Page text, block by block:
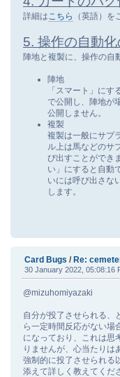
詳細はこちら （英語）を
5. 操作の自動化
陣地と複製に、操作の自
陣地
「スマート」に
で公開し、陣地が
公開しません。
複製
複製は一般にサプ
ル上は馬などのサ
び出すことができ
い」にすると自動
いには呼び出さな
します。
Card Bugs / Re:
30 January 2022, 05:08:16
@mizuhomiyazaki
自分が投了させられる
ら一定時間反応がない場
になっており、これは思
りませんが、心当たりは
強制的に投了させられる
添えて詳しく教えてくだ